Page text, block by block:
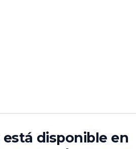
está disponible en